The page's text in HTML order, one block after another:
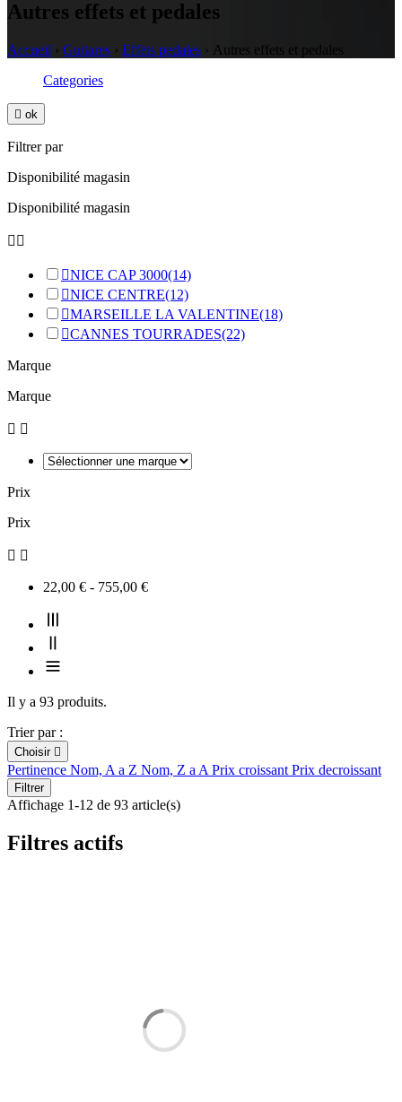
Autres effets et pedales
Accueil › Guitares › Effets pedales › Autres effets et pedales
Categories
 ok
Filtrer par
Disponibilité magasin
Disponibilité magasin
 
NICE CAP 3000(14)
NICE CENTRE(12)
MARSEILLE LA VALENTINE(18)
CANNES TOURRADES(22)
Marque
Marque
 
Prix
Prix
 
22,00 € - 755,00 €
Il y a 93 produits.
Trier par :
Choisir 
Pertinence Nom, A a Z Nom, Z a A Prix croissant Prix decroissant
Filtrer
Affichage 1-12 de 93 article(s)
Filtres actifs